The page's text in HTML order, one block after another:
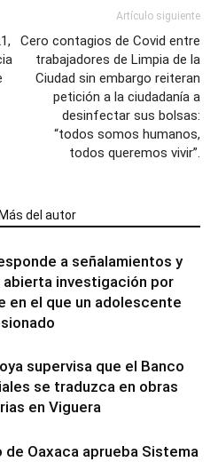
Artículo siguiente
Cero contagios de Covid entre
trabajadores de Limpia de la
Ciudad sin embargo reiteran
petición a la ciudadanía a
desinfectar sus bolsas:
“todos somos humanos,
todos queremos vivir”.
Más del autor
a señalamientos y
abierta investigación por
en el que un adolescente
supervisa que el Banco
se traduzca en obras
en Viguera
de Oaxaca aprueba Sistema